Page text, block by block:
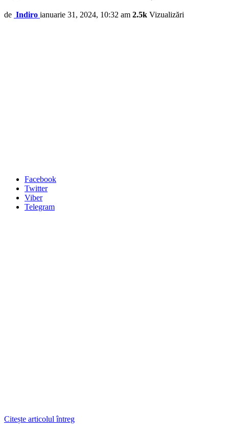
de Indiro ianuarie 31, 2024, 10:32 am 2.5k Vizualizări
Facebook
Twitter
Viber
Telegram
Citește articolul întreg